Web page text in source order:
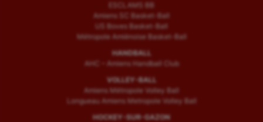
ESCLAMS BB
Amiens SC Basket-Ball
US Boves Basket-Ball
Métropole Amiénoise Basket-Ball
HANDBALL
AHC – Amiens Handball Club
VOLLEY-BALL
Amiens Métropole Volley Ball
Longueau Amiens Metropole Volley Ball
HOCKEY-SUR-GAZON